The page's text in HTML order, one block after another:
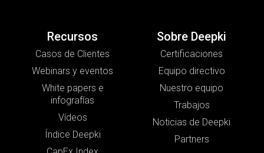
Recursos
Casos de Clientes
Webinars y eventos
White papers e
infografías
Vídeos
Índice Deepki
Sobre Deepki
Certificaciones
Equipo directivo
Nuestro equipo
Trabajos
Noticias de Deepki
Partners